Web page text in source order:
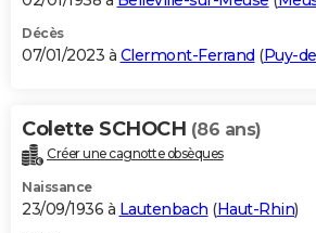
Décès
07/01/2023 à Clermont-Ferrand (Puy-
Colette SCHOCH (86 ans)
Créer une cagnotte obsèques
Naissance
23/09/1936 à Lautenbach (Haut-Rhin)